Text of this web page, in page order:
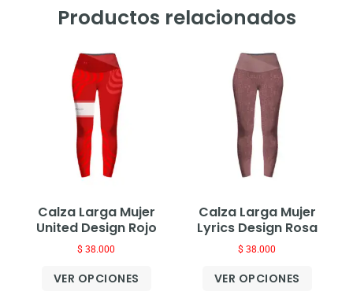
Productos relacionados
Calza Larga Mujer
United Design Rojo
$ 38.000
VER OPCIONES
Calza Larga Mujer
Lyrics Design Rosa
$ 38.000
VER OPCIONES